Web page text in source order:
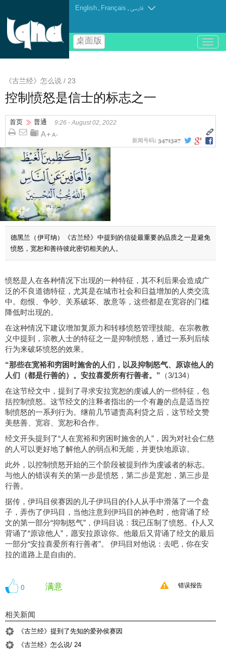
English . Français .فارسی
桌面版
باز
و
《古兰经》怎么说 / 23
控制愤怒是信士的标志之一
首页 普通 9:26 - August 02, 2022
新闻号码: 3471327
德黑兰（伊可纳）《古兰经》中提到的信徒最重要的品质之一是避免
愤怒，宽恕和善待彼此密切相关的人。
愤怒是人在各种情况下出现的一种特征，其不利后果会造成广
泛的不良道德特征，尤其是在城市社会和日益增加的人类交流
中。怨恨、争吵、关系破坏、敌意等，这些都是在宽容的门槛
降低时出现的。
在这种情况下建议增加复原力和转移愤怒管理技能。在宗教教
义中提到，宗教人士的特征之一是抑制愤怒，通过一系列后续
行为来破坏愤怒的效果。
“那些在宽裕和穷困时施舍的人们，以及抑制怒气、原谅他人的
人们（都是行善的）。安拉喜爱所有行善者。 ” （3/134）
在这节经文中，提到了寻求安拉宽恕的虔诚人的一些特征，包
括控制愤怒。这节经文的注释者指出的一个有趣的点是适当控
制愤怒的一系列行为。继前几节谴责高利贷之后，这节经文赞
美慈善、宽容、宽恕和合作。
经文开头提到了“人在宽裕和穷困时施舍的人”，因为对社会仁慈
的人可以更好地了解他人的弱点和无能，并更快地原谅。
此外，以控制愤怒开始的三个阶段被提到作为虔诚者的标志。
与他人的错误有关的第一步是愤怒，第二步是宽恕，第三步是
行善。
据传，伊玛目侯赛因的儿子伊玛目的仆人从手中滑落了一个盘
子，弄伤了伊玛目，当他注意到伊玛目的神色时，他背诵了经
文的第一部分“抑制怒气”，伊玛目说：我已压制了愤怒。仆人又
背诵了“原谅他人”，愿安拉原谅你。他最后又背诵了经文的最后
一部分“安拉喜爱所有行善者”。 伊玛目对他说：去吧，你在安
拉的道路上是自由的。
0 满意 错误报告
相关新闻
《古兰经》提到了先知的爱孙侯赛因
《古兰经》怎么说/ 24